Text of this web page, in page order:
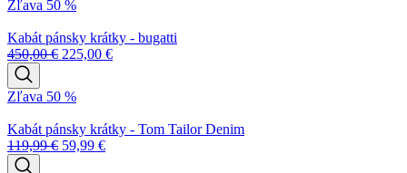
Zľava 50 %
Kabát pánsky krátky - bugatti
450,00€ 225,00 €
Zľava 50 %
Kabát pánsky krátky - Tom Tailor Denim
119,99€ 59,99 €